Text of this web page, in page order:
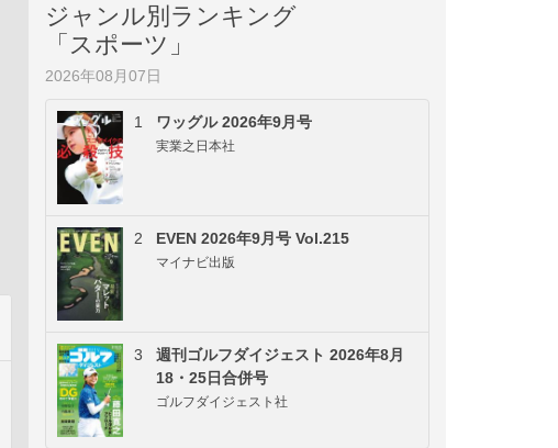
ジャンル別ランキング
「スポーツ」
2026年08月07日
1 ワッグル 2026年9月号
実業之日本社
2 EVEN 2026年9月号 Vol.215
マイナビ出版
3
週刊ゴルフダイジェスト 2026年8月
18・25日合併号
ゴルフダイジェスト社